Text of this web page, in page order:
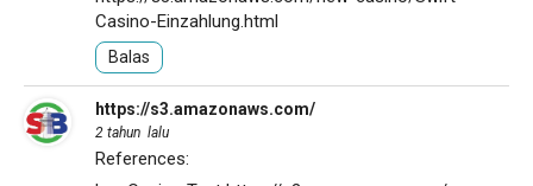
Casino-Einzahlung.html
Balas
https://s3.amazonaws.com/
2 tahun lalu
References: